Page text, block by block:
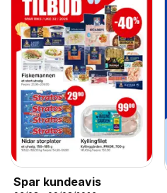
Spar kundeavis